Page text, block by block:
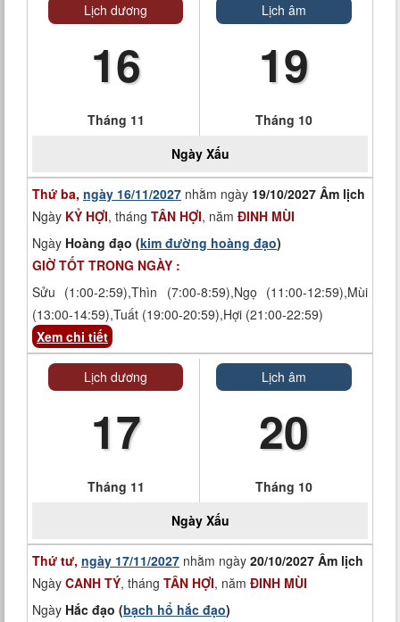
Lịch dương
16
Tháng 11
Lịch âm
19
Tháng 10
Ngày Xấu
Thứ ba, ngày 16/11/2027 nhằm ngày 19/10/2027 Âm lịch
Ngày KỶ HỢI, tháng TÂN HỢI, năm ĐINH MÙI
Ngày Hoàng đạo (kim đường hoàng đạo)
GIỜ TỐT TRONG NGÀY :
Sửu (1:00-2:59),Thìn (7:00-8:59),Ngọ (11:00-12:59),Mùi
(13:00-14:59),Tuất (19:00-20:59),Hợi (21:00-22:59)
Xem chi tiết
Lịch dương
17
Tháng 11
Lịch âm
20
Tháng 10
Ngày Xấu
Thứ tư, ngày 17/11/2027 nhằm ngày 20/10/2027 Âm lịch
Ngày CANH TÝ, tháng TÂN HỢI, năm ĐINH MÙI
Ngày Hắc đạo (bạch hổ hắc đạo)